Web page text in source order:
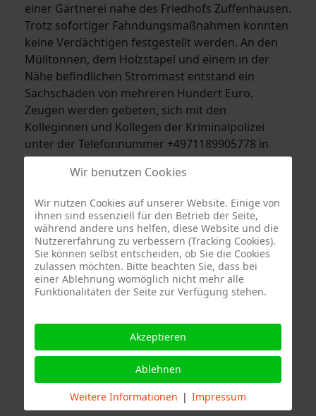
einer Gärtnerei nahe des Friedhofs Zuffenhausen.
Trotz sofortiger Fahndungsmaßnahmen konnten
keine Verdächtigen festgestellt werden. An den
Mülltonnen, dem Holzstapel und einem in der
Nähe befindlichen Strommast entstand ein
Sachschaden von mehreren Hundert Euro.
Zeugen werden gebeten, sich mit den
Kolleginnen und Kollegen der Kriminalpolizei
unter der Telefonnummer +4971189905778 in
Verbindung zu setzen.
Alarmierte Fahrzeuge der Feuerwehr Stuttgart
Freiwillige Feuerwehr Stammheim
Freiwillige Feuerwehr Stuttgart Abteilung Stammheim
Wir benutzen Cookies
Wir nutzen Cookies auf unserer Website. Einige von
ihnen sind essenziell für den Betrieb der Seite,
während andere uns helfen, diese Website und die
Nutzererfahrung zu verbessern (Tracking Cookies).
Sie können selbst entscheiden, ob Sie die Cookies
zulassen möchten. Bitte beachten Sie, dass bei
einer Ablehnung womöglich nicht mehr alle
Funktionalitäten der Seite zur Verfügung stehen.
Akzeptieren
Ablehnen
Weitere Informationen | Impressum